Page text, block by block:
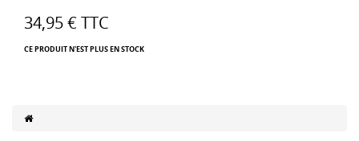
34,95 € TTC
CE PRODUIT N'EST PLUS EN STOCK